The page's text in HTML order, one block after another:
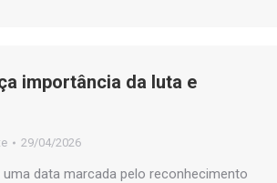
importância da luta e
29/04/2026
uma data marcada pelo reconhecimento